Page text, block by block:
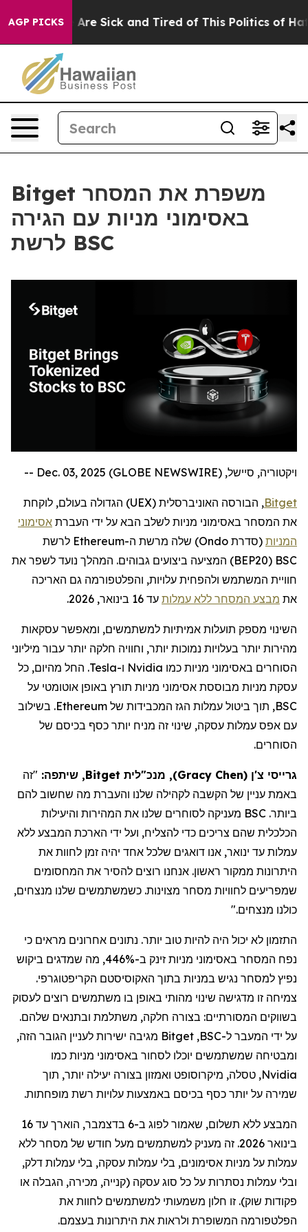
AGP PICKSAre Sick and Tired of This Politics of Hatred”
Bitget משפרת את המסחר
באסימוני מניות עם הגירה
לרשת BSC
ויקטוריה, סיישל, Dec. 03, 2025 (GLOBE NEWSWIRE) --
Bitget, הבורסה האוניברסלית (UEX) הגדולה בעולם, לוקחת
את המסחר באסימוני מניות לשלב הבא על ידי העברת אסימוני
המניות (סדרת Ondo) שלה מרשת ה-Ethereum לרשת
BSC
(
BEP20) המציעה ביצועים גבוהים. המהלך נועד לשפר את
חוויית המשתמש ולהפחית עלויות, והפלטפורמה גם האריכה
את מבצע המסחר ללא עמלות עד 16 בינואר, 2026.
השינוי מספק תועלות אמיתיות למשתמשים, ומאפשר עסקאות
מהירות יותר בעלויות נמוכות יותר, וחוויה חלקה יותר עבור מיליוני
הסוחרים באסימוני מניות כמו Nvidia ו-Tesla. החל מהיום, כל
עסקת מניות מבוססת אסימוני מניות תורץ באופן אוטומטי על
BSC, תוך ביטול עמלות הגז המכבידות של Ethereum. בשילוב
עם אפס עמלות עסקה, שינוי זה מניח יותר כסף בכיסם של
הסוחרים.
גרייסי צ'ן (
Gracy Chen
), מנכ"לית Bitget, שיתפה:
"זה
באמת עניין של הקשבה לקהילה שלנו והעברת מה שחשוב להם
ביותר. BSC מעניקה לסוחרים שלנו את המהירות והיעילות
הכלכלית שהם צריכים כדי להצליח, ועל ידי הארכת המבצע ללא
עמלות עד ינואר, אנו דואגים שלכל אחד יהיה זמן לחוות את
היתרונות ממקור ראשון. אנחנו רוצים להסיר את המחסומים
שמפריעים לחוויות מסחר מצוינות. כשמשתמשים שלנו מנצחים,
כולנו מנצחים."
התזמון לא יכול היה להיות טוב יותר. נתונים אחרונים מראים כי
נפח המסחר באסימוני מניות זינק ב-446%, מה שמדגים ביקוש
נפיץ למסחר נגיש במניות בתוך האקוסיסטם הקריפטוגרפי.
צמיחה זו מדגישה שינוי מהותי באופן בו משתמשים רוצים לעסוק
בשווקים המסורתיים: בצורה חלקה, משתלמת ובתנאים שלהם.
על ידי המעבר ל-BSC
,
Bitget מגיבה ישירות לעניין הגובר הזה,
ומבטיחה שמשתמשים יוכלו לסחור באסימוני מניות כמו
Nvidia
, טסלה, מיקרוסופט ואמזון בצורה יעילה יותר, תוך
שמירה על יותר כסף בכיסם באמצעות עלויות רשת מופחתות.
המבצע ללא תשלום, שאמור לפוג ב-6 בדצמבר, הוארך עד 16
בינואר 2026. זה מעניק למשתמשים מעל חודש של מסחר ללא
עמלות על מניות אסימונים, בלי עמלות עסקה, בלי עמלות דלק,
ובלי עמלות נסתרות על כל סוג עסקה (קנייה, מכירה, הגבלה או
פקודות שוק). זו חלון משמעותי למשתמשים לחוות את
הפלטפורמה המשופרת ולראות את היתרונות בעצמם.